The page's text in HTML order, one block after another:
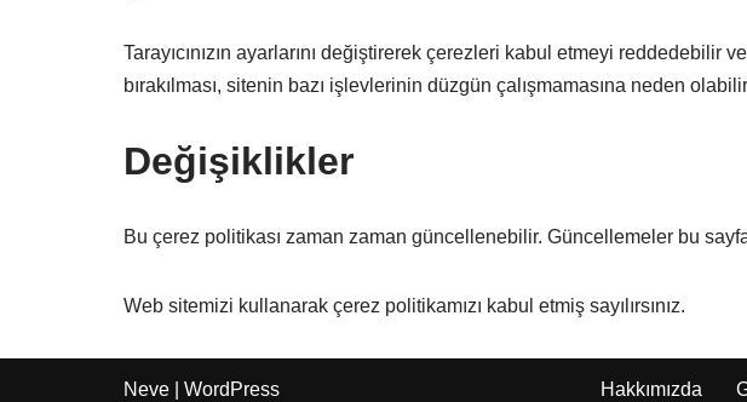
Tarayıcınızın ayarlarını değiştirerek çerezleri kabul etmeyi
bırakılması, sitenin bazı işlevlerinin düzgün çalışmamasına neden
Değişiklikler
Bu çerez politikası zaman zaman güncellenebilir. Güncellemeler bu
Web sitemizi kullanarak çerez politikamızı kabul etmiş sayılırsınız.
Neve WordPress Hakkımızda